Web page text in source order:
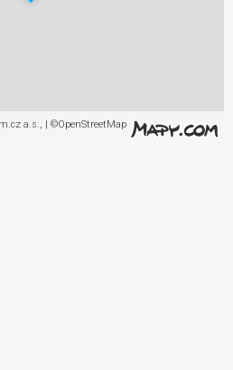
a.s., | ©OpenStreetMap